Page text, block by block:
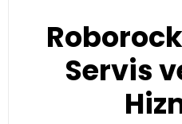
Servis